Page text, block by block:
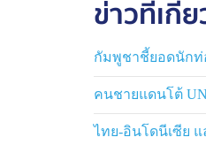
เมื่อสถานกา
สุดท้าย บีบ
ข่าวที่เกี่
กัมพูชาชี้ยอดนักท่
คนชายแดนโต้
ไทย-อินโดนีเซีย แ